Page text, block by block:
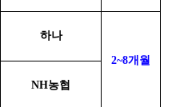
하나
2~8개월
NH농협